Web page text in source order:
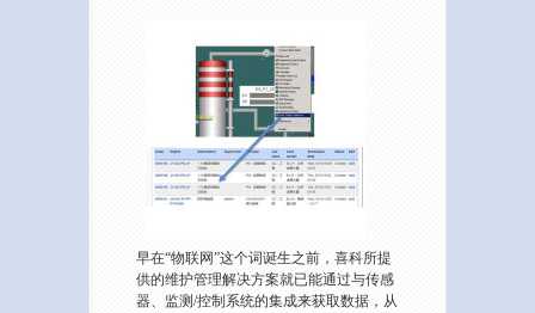
早在“物联网”这个词诞生之前，喜科所提
供的维护管理解决方案就已能通过与传感
器、监测/控制系统的集成来获取数据，从